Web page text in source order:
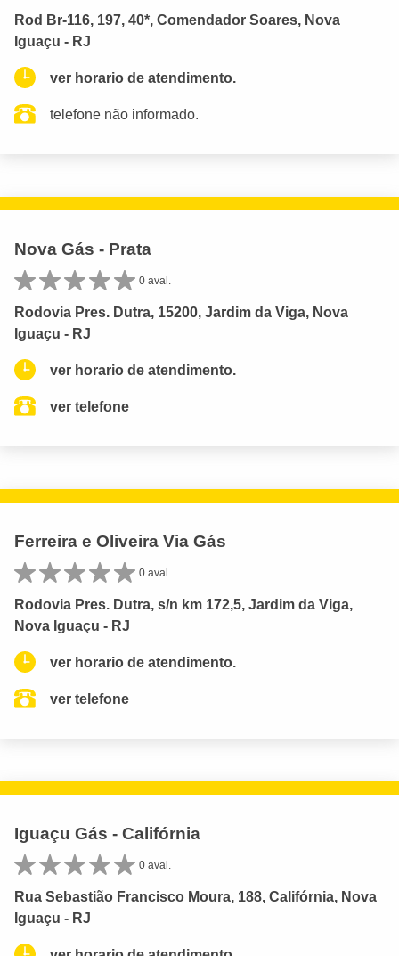
Rod Br-116, 197, 40*, Comendador Soares, Nova
Iguaçu - RJ
ver horario de atendimento.
telefone não informado.
Nova Gás - Prata
0 aval.
Rodovia Pres. Dutra, 15200, Jardim da Viga, Nova
Iguaçu - RJ
ver horario de atendimento.
ver telefone
Ferreira e Oliveira Via Gás
0 aval.
Rodovia Pres. Dutra, s/n km 172,5, Jardim da Viga,
Nova Iguaçu - RJ
ver horario de atendimento.
ver telefone
Iguaçu Gás - Califórnia
0 aval.
Rua Sebastião Francisco Moura, 188, Califórnia, Nova
Iguaçu - RJ